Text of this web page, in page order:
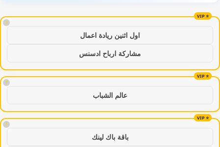
!
اول اثنين ريادة اعمال
مشاركة ارباح ادسنس
!
عالم الشباب
!
باقة باك لينك